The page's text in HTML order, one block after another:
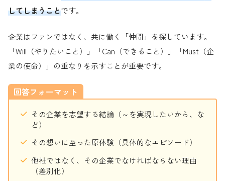
してしまうことです。
企業はファンではなく、共に働く「仲間」を探しています。
「Will（やりたいこと）」「Can（できること）」「Must（企
業の使命）」の重なりを示すことが重要です。
回答フォーマット
その企業を志望する結論（～を実現したいから、な
ど）
その想いに至った原体験（具体的なエピソード）
他社ではなく、その企業でなければならない理由
（差別化）